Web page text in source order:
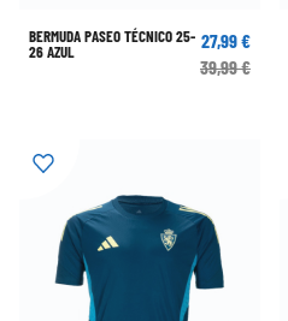
BERMUDA PASEO TÉCNICO 25-
26 AZUL
27,99 €
39,99 €